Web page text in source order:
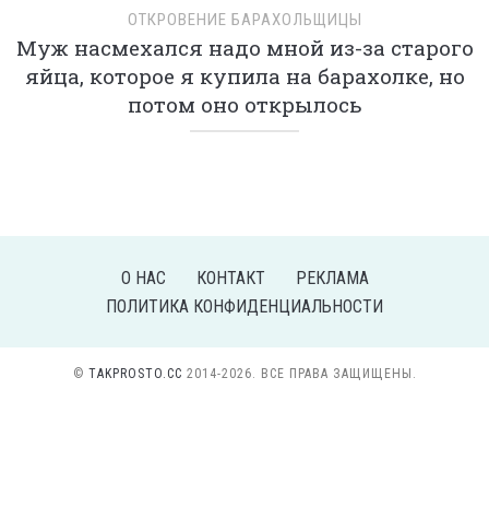
ОТКРОВЕНИЕ БАРАХОЛЬЩИЦЫ
Муж насмехался надо мной из-за старого
яйца, которое я купила на барахолке, но
потом оно открылось
О НАС КОНТАКТ
РЕКЛАМА
ПОЛИТИКА КОНФИДЕНЦИАЛЬНОСТИ
© TAKPROSTO.CC 2014-2026. ВСЕ ПРАВА ЗАЩИЩЕНЫ.